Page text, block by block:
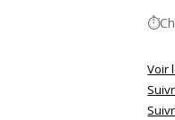
Voir